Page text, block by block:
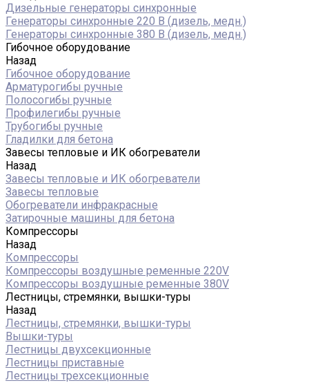
Дизельные генераторы синхронные
Генераторы синхронные 220 В (дизель, медн.)
Генераторы синхронные 380 В (дизель, медн.)
Гибочное оборудование
Назад
Гибочное оборудование
Арматурогибы ручные
Полосогибы ручные
Профилегибы ручные
Трубогибы ручные
Гладилки для бетона
Завесы тепловые и ИК обогреватели
Назад
Завесы тепловые и ИК обогреватели
Завесы тепловые
Обогреватели инфракрасные
Затирочные машины для бетона
Компрессоры
Назад
Компрессоры
Компрессоры воздушные ременные 220V
Компрессоры воздушные ременные 380V
Лестницы, стремянки, вышки-туры
Назад
Лестницы, стремянки, вышки-туры
Вышки-туры
Лестницы двухсекционные
Лестницы приставные
Лестницы трехсекционные